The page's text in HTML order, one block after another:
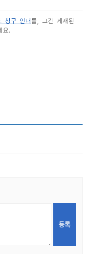
청구 안내를, 그간 게재된
요.